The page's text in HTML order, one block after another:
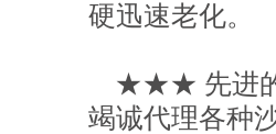
硬迅速老化。
★★★ 先进的
竭诚代理各种